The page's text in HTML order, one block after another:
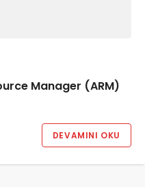
Manager (ARM)
DEVAMINI OKU